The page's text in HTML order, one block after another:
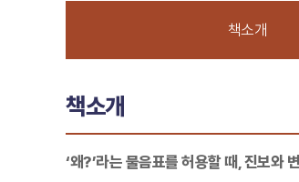
책소개
책소개
‘왜?’라는 물음표를 허용할 때, 진보와